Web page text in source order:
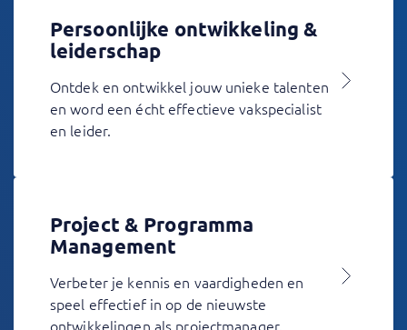
Persoonlijke ontwikkeling &
leiderschap
Ontdek en ontwikkel jouw unieke talenten
en word een écht effectieve vakspecialist
en leider.
Project & Programma
Management
Verbeter je kennis en vaardigheden en
speel effectief in op de nieuwste
ontwikkelingen als projectmanager.